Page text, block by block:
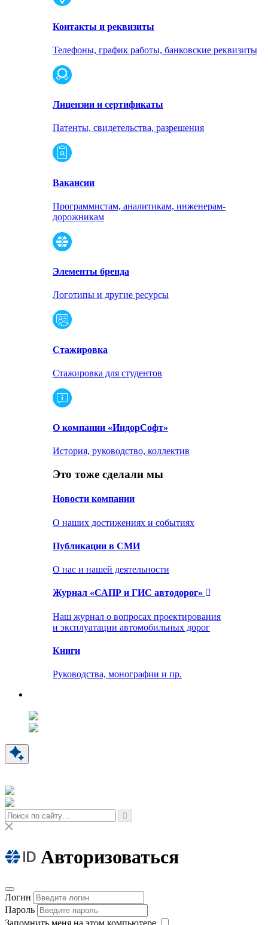
Контакты и реквизиты
Телефоны, график работы, банковские реквизиты
Лицензии и сертификаты
Патенты, свидетельства, разрешения
Вакансии
Программистам, аналитикам, инженерам-
дорожникам
Элементы бренда
Логотипы и другие ресурсы
Стажировка
Стажировка для студентов
О компании «ИндорСофт»
История, руководство, коллектив
Это тоже сделали мы
Новости компании
О наших достижениях и событиях
Публикации в СМИ
О нас и нашей деятельности
Журнал «САПР и ГИС автодорог»
Наш журнал о вопросах проектирования
и эксплуатации автомобильных дорог
Книги
Руководства, монографии и пр.
Авторизоваться
Логин
Пароль